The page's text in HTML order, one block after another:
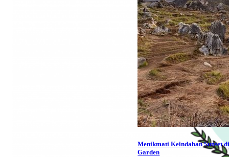
Menikmati Keindahan Sunset
Garden